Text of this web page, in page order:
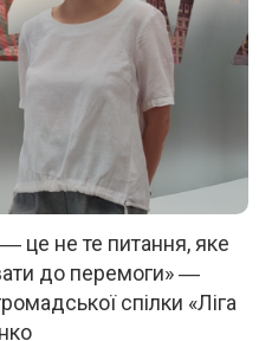
це не те питання, яке
до перемоги» ―
спілки «Ліга